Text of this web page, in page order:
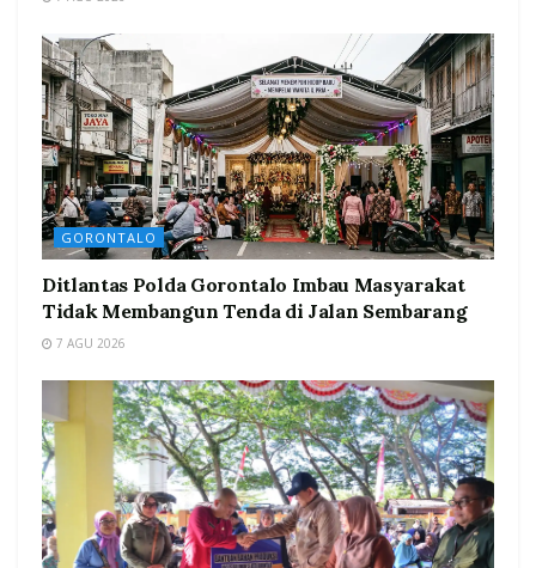
GORONTALO
Ditlantas Polda Gorontalo Imbau Masyarakat
Tidak Membangun Tenda di Jalan Sembarang
7 AGU 2026